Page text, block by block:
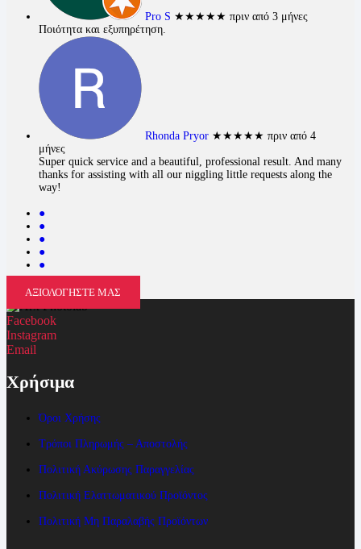
Pro S ★★★★★ πριν από 3 μήνες
Ποιότητα και εξυπηρέτηση.
Rhonda Pryor ★★★★★ πριν από 4
μήνες
Super quick service and a beautiful, professional result. And many
thanks for assisting with all our niggling little requests along the
way!
●
●
●
●
●
ΑΞΙΟΛΟΓΗΣΤΕ ΜΑΣ
Facebook
Instagram
Email
Χρήσιμα
Όροι Χρήσης
Τρόποι Πληρωμής – Αποστολής
Πολιτική Ακύρωσης Παραγγελίας
Πολιτική Ελαττωματικού Προϊόντος
Πολιτική Μη Παραλαβής Προϊόντων